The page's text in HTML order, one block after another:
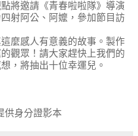
將邀請《青春啦啦隊》導演
射阿公、阿嬤，參加節目訪
麼感人有意義的故事。製作
觀眾！請大家趕快上我們的
，將抽出十位幸運兒。
供身分證影本